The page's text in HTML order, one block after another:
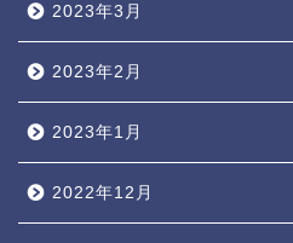
2023年3月
2023年2月
2023年1月
2022年12月